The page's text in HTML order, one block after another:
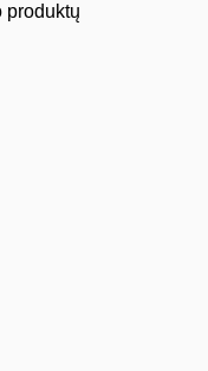
produktų